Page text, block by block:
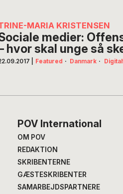
MARIA KRISTENSEN
medier:
hvor skal unge så
Featured · Danmark ·
POV International
OM POV
REDAKTION
SKRIBENTERNE
GÆSTESKRIBENTER
SAMARBEJDSPARTNERE